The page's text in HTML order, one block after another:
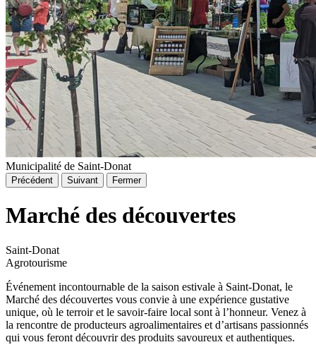
Municipalité de Saint-Donat
Précédent Suivant Fermer
Marché des découvertes
Saint-Donat
Agrotourisme
Événement incontournable de la saison estivale à Saint-Donat, le
Marché des découvertes vous convie à une expérience gustative
unique, où le terroir et le savoir-faire local sont à l’honneur. Venez à
la rencontre de producteurs agroalimentaires et d’artisans passionnés
qui vous feront découvrir des produits savoureux et authentiques.